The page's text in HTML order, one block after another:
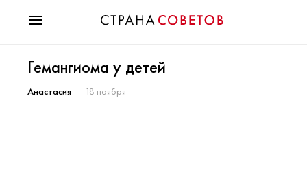
Мода
Звезды
Гемангиома у детей
Анастасия 18 ноября